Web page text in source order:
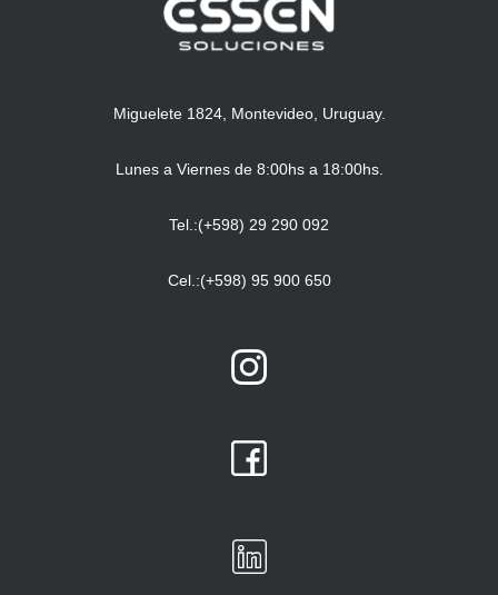
Miguelete 1824, Montevideo, Uruguay.
Lunes a Viernes de 8:00hs a 18:00hs.
Tel.:(+598) 29 290 092
Cel.:(+598) 95 900 650